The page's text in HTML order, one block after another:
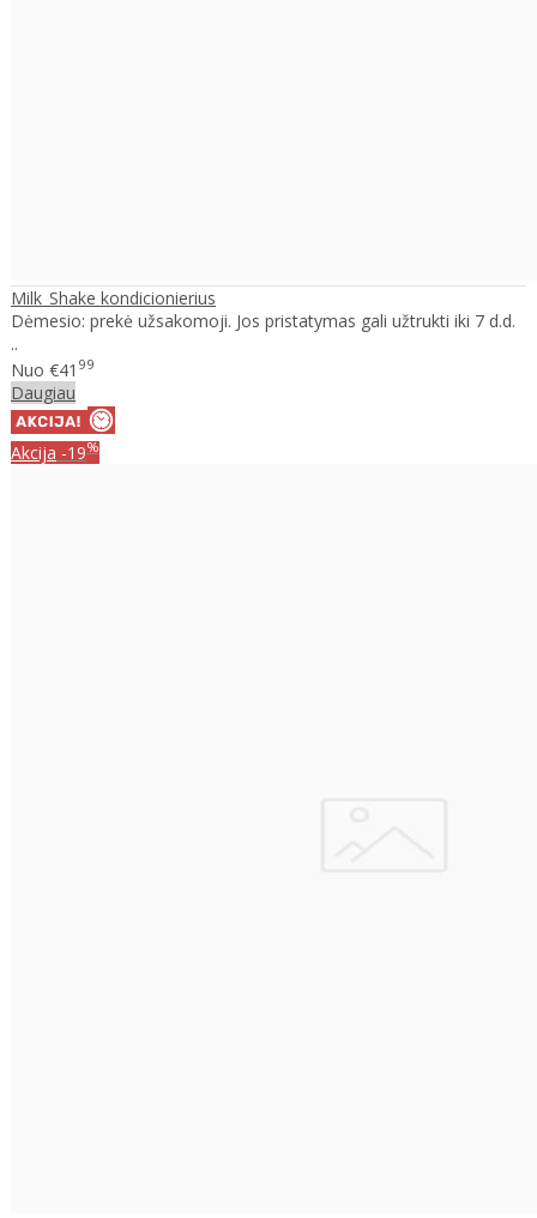
Milk_Shake kondicionierius
Dėmesio: prekė užsakomoji. Jos pristatymas gali užtrukti iki 7 d.d.
..
Nuo €41 99
Daugiau
Akcija -19%